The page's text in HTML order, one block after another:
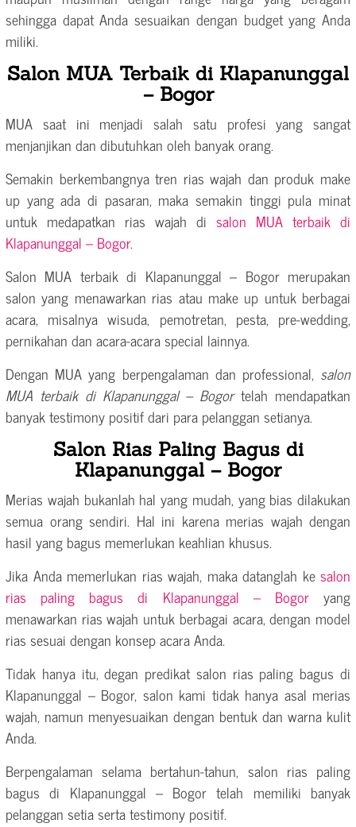
sehingga dapat Anda sesuaikan dengan budget yang Anda
miliki.
Salon MUA Terbaik di Klapanunggal
– Bogor
MUA saat ini menjadi salah satu profesi yang sangat
menjanjikan dan dibutuhkan oleh banyak orang.
Semakin berkembangnya tren rias wajah dan produk make
up yang ada di pasaran, maka semakin tinggi pula minat
untuk medapatkan rias wajah di salon MUA terbaik di
Klapanunggal – Bogor.
Salon MUA terbaik di Klapanunggal – Bogor merupakan
salon yang menawarkan rias atau make up untuk berbagai
acara, misalnya wisuda, pemotretan, pesta, pre-wedding,
pernikahan dan acara-acara special lainnya.
Dengan MUA yang berpengalaman dan professional, salon
MUA terbaik di Klapanunggal – Bogortelah mendapatkan
banyak testimony positif dari para pelanggan setianya.
Salon Rias Paling Bagus di
Klapanunggal – Bogor
Merias wajah bukanlah hal yang mudah, yang bias dilakukan
semua orang sendiri. Hal ini karena merias wajah dengan
hasil yang bagus memerlukan keahlian khusus.
Jika Anda memerlukan rias wajah, maka datanglah ke salon
rias paling bagus di Klapanunggal – Bogoryang
menawarkan rias wajah untuk berbagai acara, dengan model
rias sesuai dengan konsep acara Anda.
Tidak hanya itu, degan predikat salon rias paling bagus di
Klapanunggal – Bogor, salon kami tidak hanya asal merias
wajah, namun menyesuaikan dengan bentuk dan warna kulit
Anda.
Berpengalaman selama bertahun-tahun, salon rias paling
bagus di Klapanunggal – Bogor telah memiliki banyak
pelanggan setia serta testimony positif.